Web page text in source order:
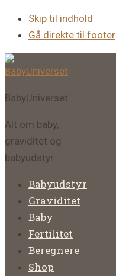
Skip til indhold
Gå direkte til footer
BabyUniverset
Alt om baby,
graviditet og
babyudstyr
Babyudstyr
Graviditet
Baby
Fertilitet
Beregnere
Shop